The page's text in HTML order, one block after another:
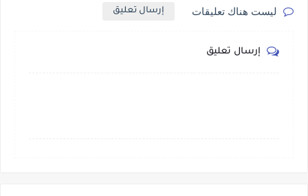
ليست هناك تعليقات إرسال تعليق
إرسال تعليق